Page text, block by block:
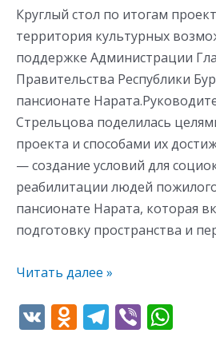
Круглый стол по итогам
территория культурных
поддержке Администрации
Правительства Республики
пансионате
Стрельцова поделилась
проекта и способами их
— создание условий для
реабилитации людей
пансионате Нарата, которая
подготовку пространства и
Читать далее »
V O T Vi